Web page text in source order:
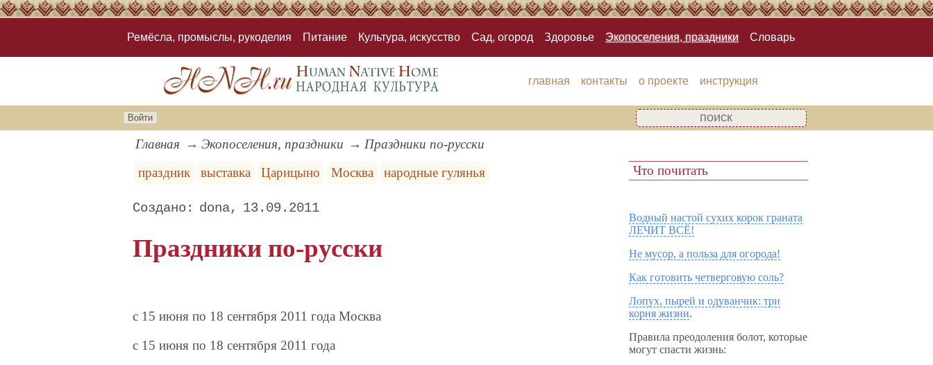
Ремёсла, промыслы, рукоделия Питание Культура, искусство Сад, огород Здоровье Экопоселения, праздники Словарь
главная контакты о проекте инструкция
Войти
Главная Экопоселения, праздники
Праздники по-русски
праздник
выставка Царицыно Москва народные гулянья
dona 13.09.2011
Праздники по-русски
c 15 июня по 18 сентября 2011 года Москва
c 15 июня по 18 сентября 2011 года
Что почитать
Водный настой сухих корок граната
ЛЕЧИТ ВСЁ!
Не мусор, а польза для огорода!
Как готовить четверговую соль?
Лопух, пырей и одуванчик: три
корня жизни.
Правила преодоления болот, которые
могут спасти жизнь: